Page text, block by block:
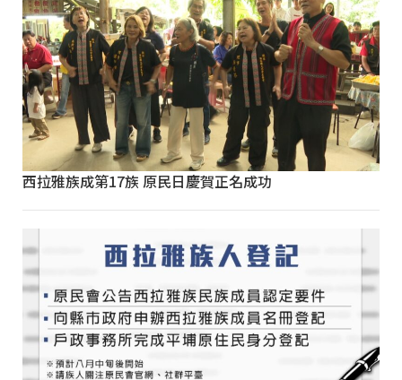
西拉雅族成第17族 原民日慶賀正名成功